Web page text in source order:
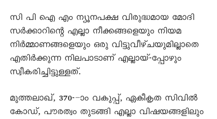
സി പി ഐ എം ന്യൂനപക്ഷ വിരുദ്ധമായ മോദി
സർക്കാറിന്റെ എല്ലാ നീക്കങ്ങളെയും നിയമ
നിർമ്മാണങ്ങളെയും ഒരു വിട്ടുവീഴ്ചയുമില്ലാതെ
എതിർക്കുന്ന നിലപാടാണ് എല്ലായ്-പ്പോഴും
സ്വീകരിച്ചിട്ടുള്ളത്.
മുത്തലാഖ്, 370-–ാം വകുപ്പ്, ഏകീകൃത സിവിൽ
കോഡ്, പൗരത്വം തുടങ്ങി എല്ലാ വിഷയങ്ങളിലും